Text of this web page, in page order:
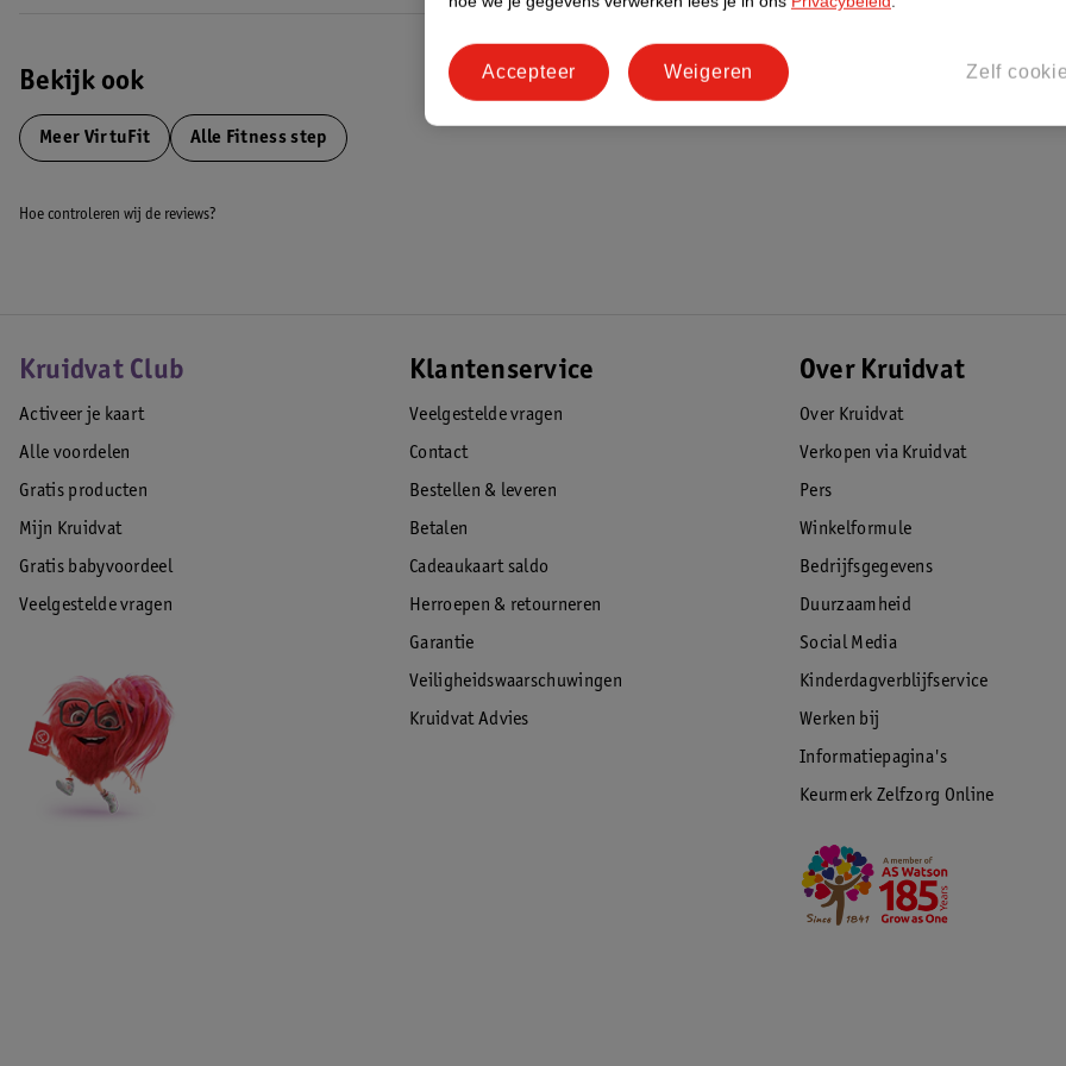
Bekijk ook
Meer VirtuFit Alle Fitness step
Hoe controleren wij de reviews?
Kruidvat Club
Activeer je kaart
Alle voordelen
Gratis producten
Mijn Kruidvat
Gratis babyvoordeel
Veelgestelde vragen
Klantenservice
Veelgestelde vragen
Contact
Bestellen & leveren
Betalen
Cadeaukaart saldo
Herroepen & retourneren
Garantie
Veiligheidswaarschuwingen
Kruidvat Advies
Over Kruidvat
Over Kruidvat
Verkopen via Kruidvat
Pers
Winkelformule
Bedrijfsgegevens
Duurzaamheid
Social Media
Kinderdagverblijfservice
Werken bij
Informatiepagina's
Keurmerk Zelfzorg Online
Zelf
Weigeren
Accepteer